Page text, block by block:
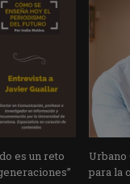
es un reto
Urbano
para la